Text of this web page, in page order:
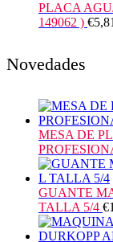
PLACA
149062 ) €5,81
Novedades
MESA DE
GUANTE
TALLA 5/4 €